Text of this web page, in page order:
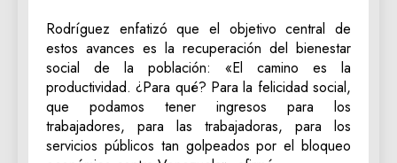
Rodríguez enfatizó que el objetivo central de
estos avances es la recuperación del bienestar
social de la población: «El camino es la
productividad. ¿Para qué? Para la felicidad social,
que podamos tener ingresos para los
trabajadores, para las trabajadoras, para los
servicios públicos tan golpeados por el bloqueo